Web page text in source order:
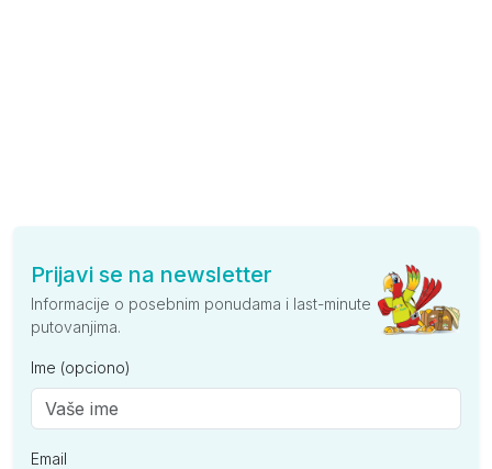
Prijavi se na newsletter
Informacije o posebnim ponudama i last-minute
putovanjima.
Ime (opciono)
Email